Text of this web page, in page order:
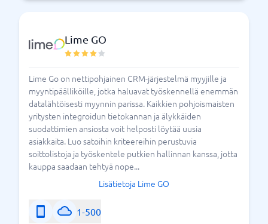
Lime GO
Lime Go on nettipohjainen CRM-järjestelmä myyjille ja
myyntipäälliköille, jotka haluavat työskennellä enemmän
datalähtöisesti myynnin parissa. Kaikkien pohjoismaisten
yritysten integroidun tietokannan ja älykkäiden
suodattimien ansiosta voit helposti löytää uusia
asiakkaita. Luo satoihin kriteereihin perustuvia
soittolistoja ja työskentele putkien hallinnan kanssa, jotta
kauppa saadaan tehtyä nope...
Lisätietoja Lime GO
1-500